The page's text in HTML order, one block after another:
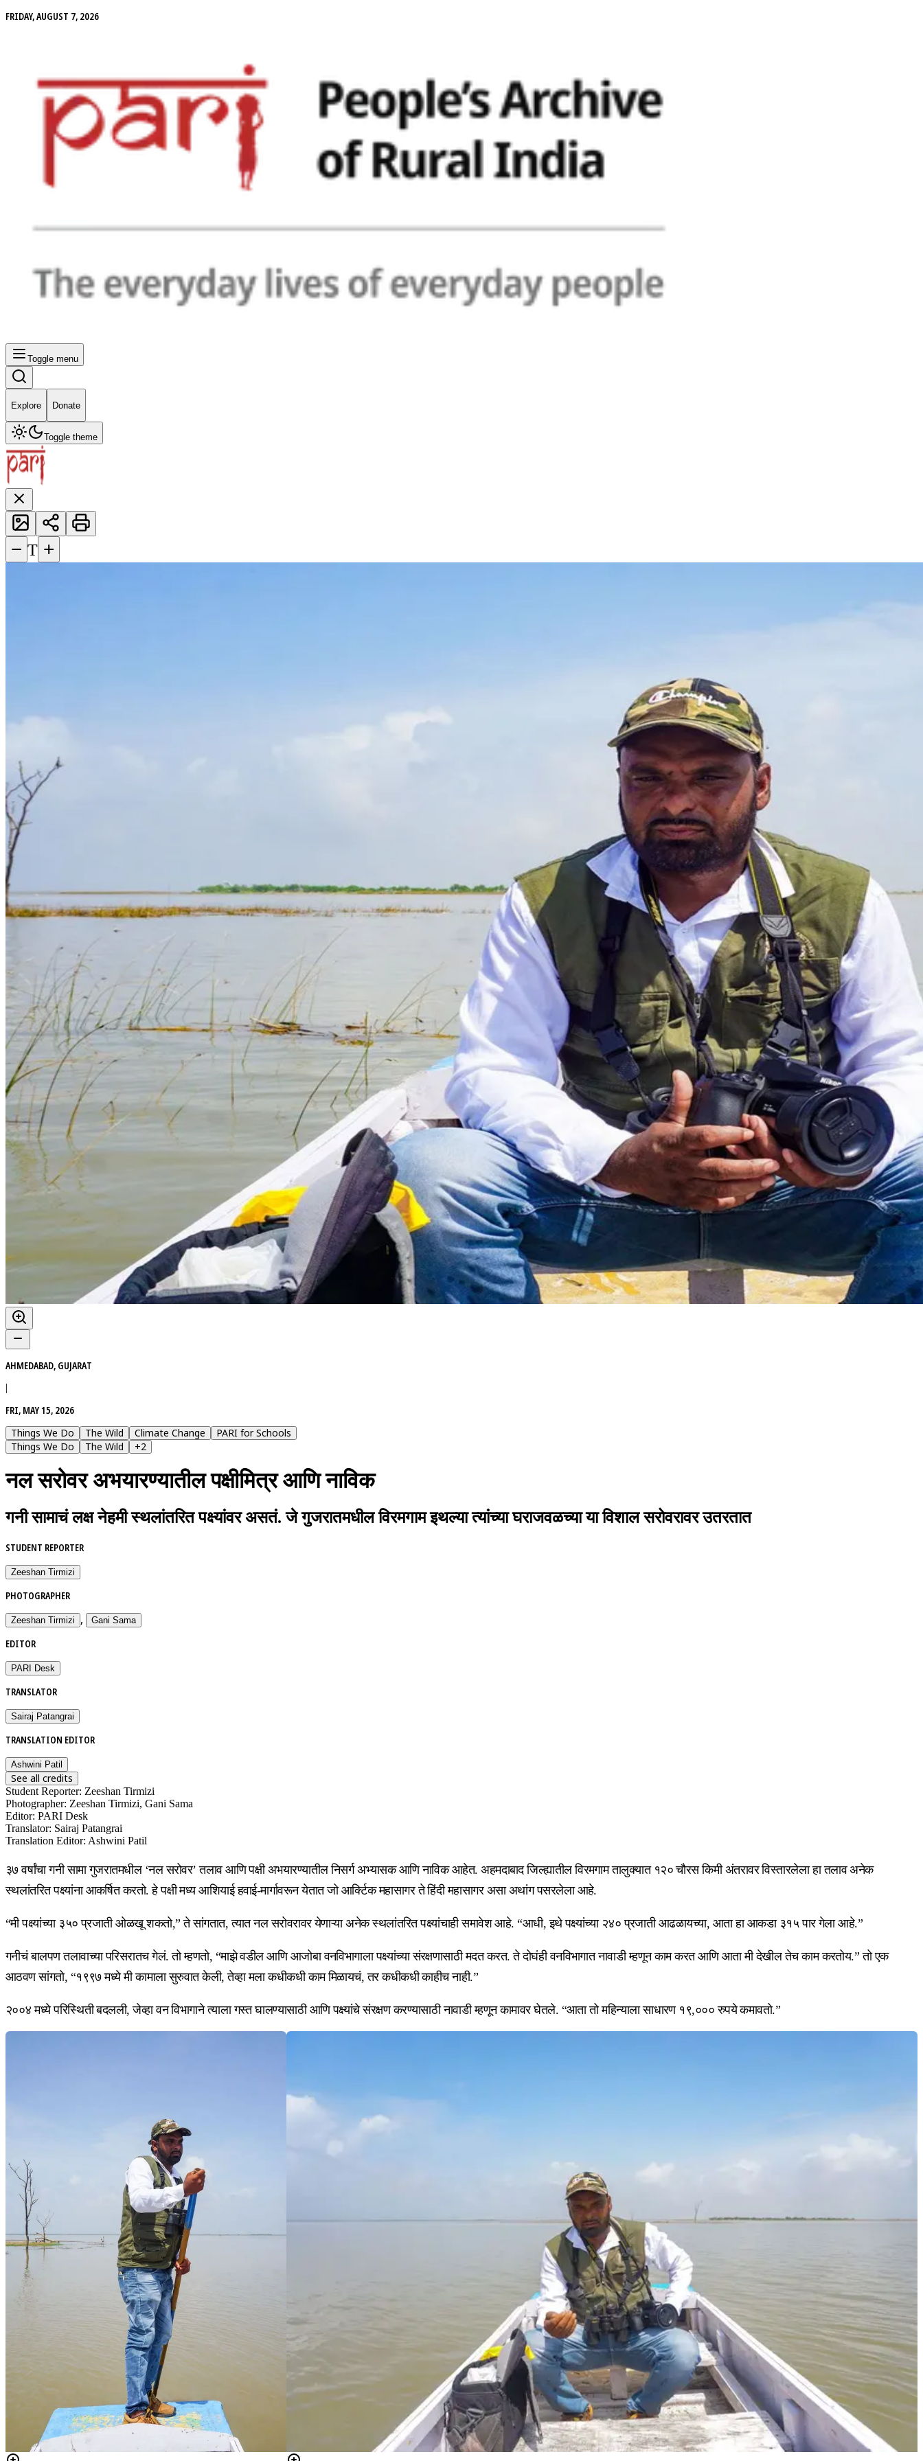
FRIDAY, AUGUST 7, 2026
Toggle menu
Explore Donate
Toggle theme
− T +
AHMEDABAD, GUJARAT
|
FRI, MAY 15, 2026
Things We Do
The Wild Climate Change
PARI for Schools
Things We Do
The Wild +2
नल सरोवर अभयारण्यातील पक्षीमित्र आणि नाविक
गनी सामाचं लक्ष नेहमी स्थलांतरित पक्ष्यांवर असतं. जे गुजरातमधील विरमगाम इथल्या त्यांच्या घराजवळच्या या विशाल सरोवरावर उतरतात
STUDENT REPORTER
Zeeshan Tirmizi
PHOTOGRAPHER
Zeeshan Tirmizi , Gani Sama
EDITOR
PARI Desk
TRANSLATOR
Sairaj Patangrai
TRANSLATION EDITOR
Ashwini Patil
See all credits
Student Reporter: Zeeshan Tirmizi
Photographer: Zeeshan Tirmizi, Gani Sama
Editor: PARI Desk
Translator: Sairaj Patangrai
Translation Editor: Ashwini Patil
३७ वर्षांचा गनी सामा गुजरातमधील ‘नल सरोवर’ तलाव आणि पक्षी अभयारण्यातील निसर्ग अभ्यासक आणि नाविक आहेत. अहमदाबाद जिल्ह्यातील विरमगाम तालुक्यात १२० चौरस किमी अंतरावर विस्तारलेला हा तलाव अनेक
स्थलांतरित पक्ष्यांना आकर्षित करतो. हे पक्षी मध्य आशियाई हवाई-मार्गावरून येतात जो आर्क्टिक महासागर ते हिंदी महासागर असा अथांग पसरलेला आहे.
“मी पक्ष्यांच्या ३५० प्रजाती ओळखू शकतो,” ते सांगतात, त्यात नल सरोवरावर येणाऱ्या अनेक स्थलांतरित पक्ष्यांचाही समावेश आहे. “आधी, इथे पक्ष्यांच्या २४० प्रजाती आढळायच्या, आता हा आकडा ३१५ पार गेला आहे.”
गनीचं बालपण तलावाच्या परिसरातच गेलं. तो म्हणतो, “माझे वडील आणि आजोबा वनविभागाला पक्ष्यांच्या संरक्षणासाठी मदत करत. ते दोघंही वनविभागात नावाडी म्हणून काम करत आणि आता मी देखील तेच काम करतोय.” तो एक
आठवण सांगतो, “१९९७ मध्ये मी कामाला सुरुवात केली, तेव्हा मला कधीकधी काम मिळायचं, तर कधीकधी काहीच नाही.”
२००४ मध्ये परिस्थिती बदलली, जेव्हा वन विभागाने त्याला गस्त घालण्यासाठी आणि पक्ष्यांचे संरक्षण करण्यासाठी नावाडी म्हणून कामावर घेतले. “आता तो महिन्याला साधारण १९,००० रुपये कमावतो.”